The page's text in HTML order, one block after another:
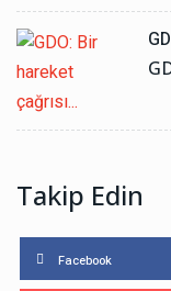
Takip Edin
Facebook